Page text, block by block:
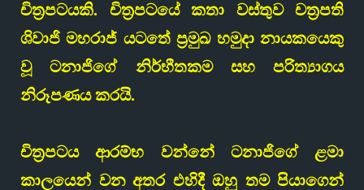
චිත්‍රපටයකි. චිත්‍රපටයේ කතා වස්තුව චත්‍රපති
ශිවාජි මහරාජ් යටතේ ප්‍රමුඛ හමුදා නායකයෙකු
වූ ටනාජිගේ නිර්භීතකම සහ පරිත්‍යාගය
නිරූපණය කරයි.
චිත්‍රපටය ආරම්භ වන්නේ ටනාජිගේ ළමා
කාලයෙන් වන අතර එහිදී ඔහු තම පියාගෙන්